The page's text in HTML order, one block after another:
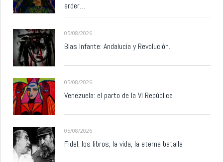
arder…
05/08/2026
Blas Infante: Andalucía y Revolución.
05/08/2026
Venezuela: el parto de la VI República
05/08/2026
Fidel, los libros, la vida, la eterna batalla